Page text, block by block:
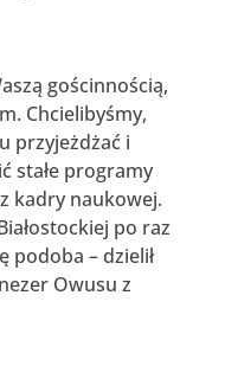
gościnnością,
Chcielibyśmy,
przyjeżdżać i
stałe programy
kadry naukowej.
po raz
podoba – dzielił
Owusu z